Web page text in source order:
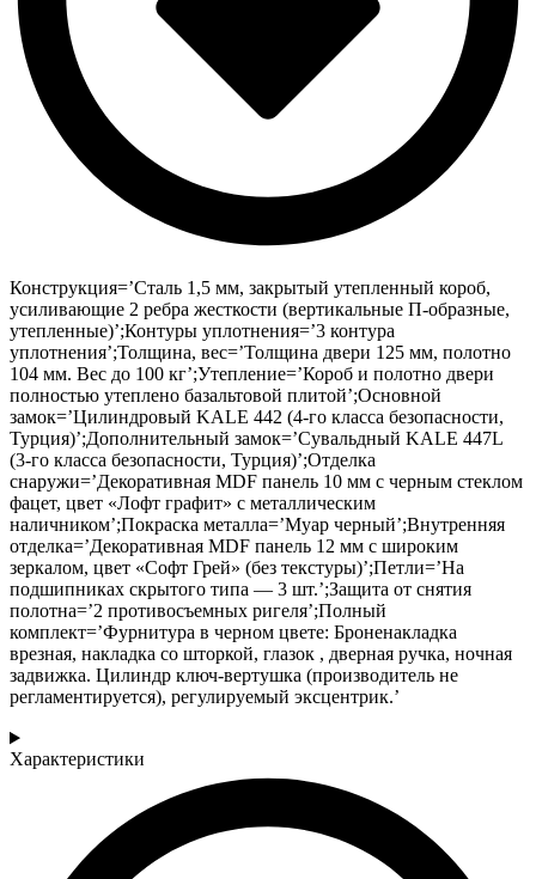
Конструкция=’Сталь 1,5 мм, закрытый утепленный короб,
усиливающие 2 ребра жесткости (вертикальные П-образные,
утепленные)’;Контуры уплотнения=’3 контура
уплотнения’;Толщина, вес=’Толщина двери 125 мм, полотно
104 мм. Вес до 100 кг’;Утепление=’Короб и полотно двери
полностью утеплено базальтовой плитой’;Основной
замок=’Цилиндровый KALE 442 (4-го класса безопасности,
Турция)’;Дополнительный замок=’Сувальдный KALE 447L
(3-го класса безопасности, Турция)’;Отделка
снаружи=’Декоративная MDF панель 10 мм с черным стеклом
фацет, цвет «Лофт графит» с металлическим
наличником’;Покраска металла=’Муар черный’;Внутренняя
отделка=’Декоративная MDF панель 12 мм с широким
зеркалом, цвет «Софт Грей» (без текстуры)’;Петли=’На
подшипниках скрытого типа — 3 шт.’;Защита от снятия
полотна=’2 противосъемных ригеля’;Полный
комплект=’Фурнитура в черном цвете: Броненакладка
врезная, накладка со шторкой, глазок , дверная ручка, ночная
задвижка. Цилиндр ключ-вертушка (производитель не
регламентируется), регулируемый эксцентрик.’
Характеристики